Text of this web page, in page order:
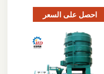
احصل على السعر